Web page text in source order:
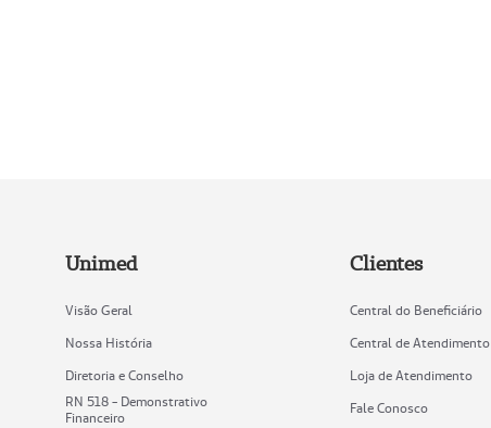
Unimed
Visão Geral
Nossa História
Diretoria e Conselho
RN 518 - Demonstrativo
Financeiro
Clientes
Central do Beneficiário
Central de Atendimento
Loja de Atendimento
Fale Conosco